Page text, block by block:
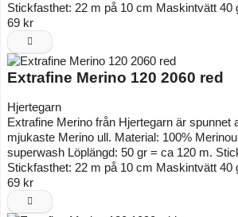
Stickfasthet: 22 m på 10 cm Maskintvätt 40
69 kr
Extrafine Merino 120 2060 red
Hjertegarn
Extrafine Merino från Hjertegarn är spunnet
mjukaste Merino ull. Material: 100%
superwash Löplängd: 50 gr = ca 120 m.
Stickfasthet: 22 m på 10 cm Maskintvätt 40
69 kr